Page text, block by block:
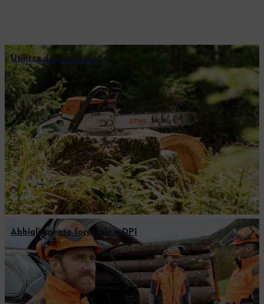
Utilizzo della motosega
Abbigliamento forestale e DPI